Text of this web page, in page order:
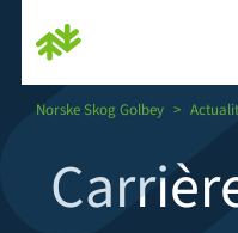
Norske Skog Golbey >